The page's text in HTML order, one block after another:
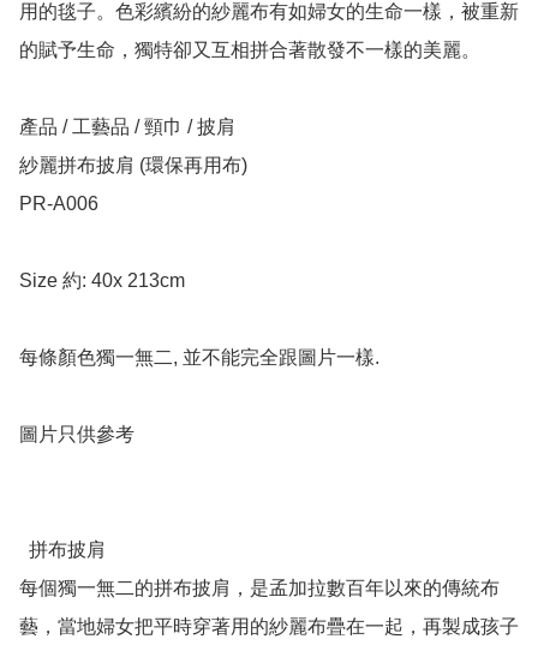
用的毯子。色彩繽紛的紗麗布有如婦女的生命一樣，被重新
的賦予生命，獨特卻又互相拼合著散發不一樣的美麗。
產品 / 工藝品 / 頸巾 / 披肩
紗麗拼布披肩 (環保再用布)
PR-A006
Size 約: 40x 213cm
每條顏色獨一無二, 並不能完全跟圖片一樣.
圖片只供參考
每個獨一無二的拼布披肩，是孟加拉數百年以來的傳統布
藝，當地婦女把平時穿著用的紗麗布疊在一起，再製成孩子